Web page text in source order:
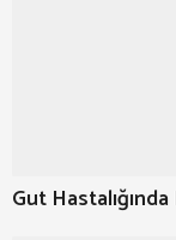
Gut